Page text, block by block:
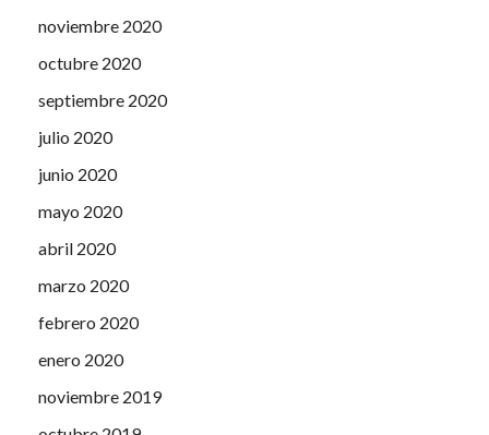
noviembre 2020
octubre 2020
septiembre 2020
julio 2020
junio 2020
mayo 2020
abril 2020
marzo 2020
febrero 2020
enero 2020
noviembre 2019